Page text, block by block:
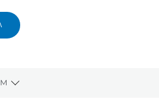
Toggle breadcrumbs